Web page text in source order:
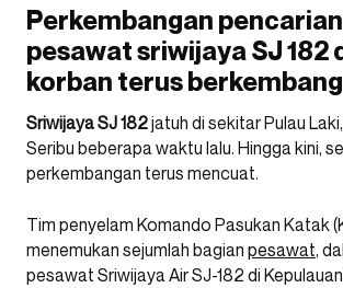
Perkembangan
pesawat sriwijaya SJ 182
korban terus berkembang
Sriwijaya SJ 182jatuh di sekitar Pulau
Seribu beberapa waktu lalu. Hingga kini,
perkembangan terus mencuat.
Tim penyelam Komando Pasukan Katak
menemukan sejumlah bagian pesawat,
pesawat Sriwijaya Air SJ-182 di